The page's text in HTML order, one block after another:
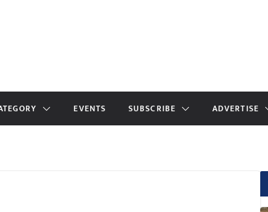
EVENTS SUBSCRIBE ADVERTISE